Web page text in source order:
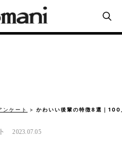
ンケート かわいい後輩の特徴8選｜
2023.07.05